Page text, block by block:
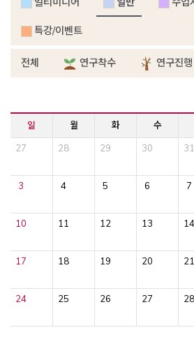
특강/이벤트
전체 연구착수 연구진행
일 월 화 수
27 28 29 30 31
3 4 5 6 7
10 11 12 13 14
17 18 19 20 21
24 25 26 27 28